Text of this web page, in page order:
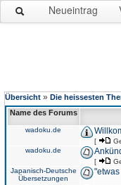
Neueintrag
Übersicht » Die heissesten
Name des Forums
wadoku.de
[
wadoku.de
[
Japanisch-Deutsche
Übersetzungen